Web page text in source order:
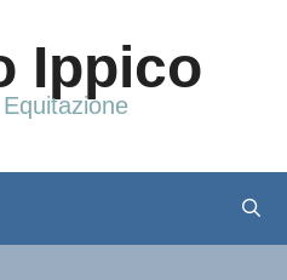
Ippico